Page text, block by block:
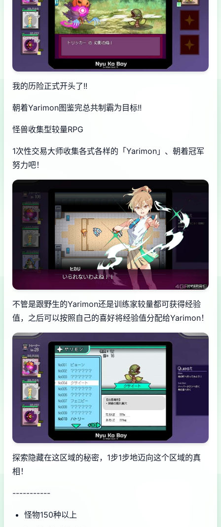
我的历险正式开头了!!
朝着Yarimon图鉴完总共制霸为目标!!
怪兽收集型较量RPG
1次性交易大师收集各式各样的「Yarimon」、朝着冠军
努力吧！
不管是跟野生的Yarimon还是训练家较量都可获得经验
值，之后可以按照自己的喜好将经验值分配给Yarimon！
探索隐藏在这区域的秘密，1步1步地迈向这个区域的真
相！
-----------
怪物150种以上